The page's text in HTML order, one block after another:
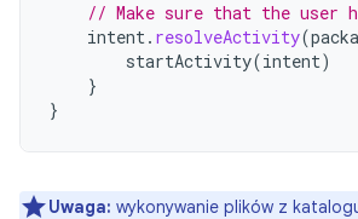
// Make sure that the user
intent. resolveActivity(
startActivity(intent)
}
}
Uwaga: wykonywanie plików z